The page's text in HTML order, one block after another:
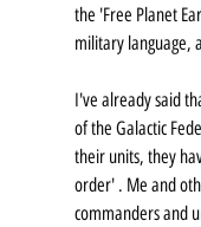
the 'Free Planet
military language,
I've already said
of the Galactic
their units, they
order' . Me and
commanders and